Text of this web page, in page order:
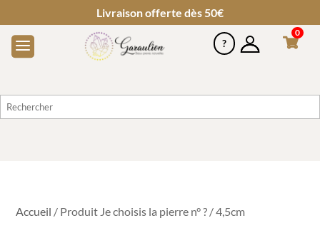
Livraison offerte dès 50€
0
Accueil / Produit Je choisis la pierre n° ? / 4,5cm